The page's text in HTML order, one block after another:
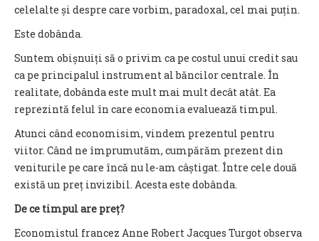
celelalte și despre care vorbim, paradoxal, cel mai puțin.
Este dobânda.
Suntem obișnuiți să o privim ca pe costul unui credit sau
ca pe principalul instrument al băncilor centrale. În
realitate, dobânda este mult mai mult decât atât. Ea
reprezintă felul în care economia evaluează timpul.
Atunci când economisim, vindem prezentul pentru
viitor. Când ne împrumutăm, cumpărăm prezent din
veniturile pe care încă nu le-am câștigat. Între cele două
există un preț invizibil. Acesta este dobânda.
De ce timpul are preț?
Economistul francez Anne Robert Jacques Turgot observa